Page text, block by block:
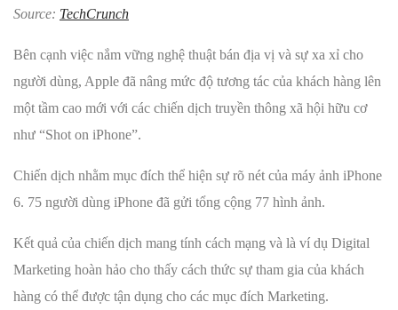
Source: TechCrunch
Bên cạnh việc nắm vững nghệ thuật bán địa vị và sự xa xỉ cho
người dùng, Apple đã nâng mức độ tương tác của khách hàng lên
một tầm cao mới với các chiến dịch truyền thông xã hội hữu cơ
như “Shot on iPhone”.
Chiến dịch nhằm mục đích thể hiện sự rõ nét của máy ảnh iPhone
6. 75 người dùng iPhone đã gửi tổng cộng 77 hình ảnh.
Kết quả của chiến dịch mang tính cách mạng và là ví dụ Digital
Marketing hoàn hảo cho thấy cách thức sự tham gia của khách
hàng có thể được tận dụng cho các mục đích Marketing.